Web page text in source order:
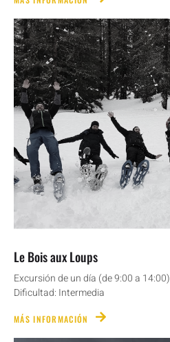
Le Bois aux Loups
Excursión de un día (de 9:00 a 14:00)
Dificultad: Intermedia
MÁS INFORMACIÓN